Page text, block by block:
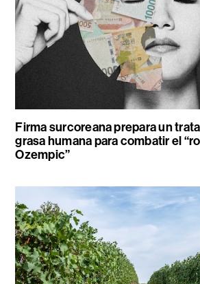
Firma surcoreana prepara un
grasa humana para combatir el
Ozempic”